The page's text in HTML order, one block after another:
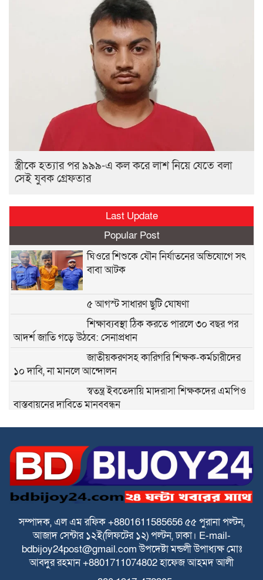
স্ত্রীকে হত্যার পর ৯৯৯-এ কল করে লাশ নিয়ে যেতে বলা
সেই যুবক গ্রেফতার
Last Update
Popular Post
ঘিওরে শিশুকে যৌন নির্যাতনের অভিযোগে সৎ
বাবা আটক
৫ আগস্ট সাধারণ ছুটি ঘোষণা
শিক্ষাব্যবস্থা ঠিক করতে পারলে ৩০ বছর পর
আদর্শ জাতি গড়ে উঠবে: সেনাপ্রধান
জাতীয়করণসহ কারিগরি শিক্ষক-কর্মচারীদের
১০ দাবি, না মানলে আন্দোলন
স্বতন্ত্র ইবতেদায়ি মাদরাসা শিক্ষকদের এমপিও
বাস্তবায়নের দাবিতে মানববন্ধন
স্বতন্ত্র ইবতেদায়ি মাদ্রাসার বেতন বন্ধের চক্রান্ত
প্রতিকার
পে স্কেল বাস্তবায়নে বাড়ছে উদ্বেগ ও হতাশা
ঘিওরে বালিয়াখোড়া ইউনিয়নের ৩নং ওয়ার্ডের
ইমাম ও খতিবদের সম্মানীর জন্য মসজিদ
নির্বাচনে দুর্নীতির অভিযোগ
স্বতন্ত্র ইবতেদায়ি মাদ্রাসা জাতীয়করণ/
সম্পাদক, এল এম রফিক +8801611585656৫৫ পুরানা পল্টন,
আজাদ সেন্টার ১২ই(লিফটের ১২) পল্টন, ঢাকা। E-mail-
bdbijoy24post@gmail.comউপদেষ্টা মন্ডলীউপাধ্যক্ষ মোঃ
আবদুর রহমান +8801711074802হাফেজ আহমদ আলী